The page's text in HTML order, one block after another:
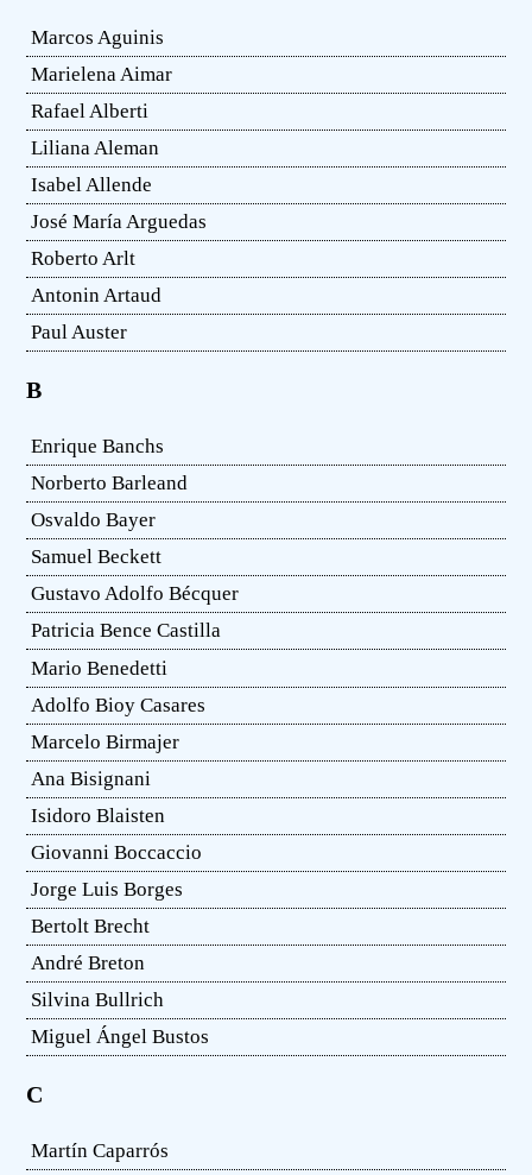
Marcos Aguinis
Marielena Aimar
Rafael Alberti
Liliana Aleman
Isabel Allende
José María Arguedas
Roberto Arlt
Antonin Artaud
Paul Auster
B
Enrique Banchs
Norberto Barleand
Osvaldo Bayer
Samuel Beckett
Gustavo Adolfo Bécquer
Patricia Bence Castilla
Mario Benedetti
Adolfo Bioy Casares
Marcelo Birmajer
Ana Bisignani
Isidoro Blaisten
Giovanni Boccaccio
Jorge Luis Borges
Bertolt Brecht
André Breton
Silvina Bullrich
Miguel Ángel Bustos
C
Martín Caparrós